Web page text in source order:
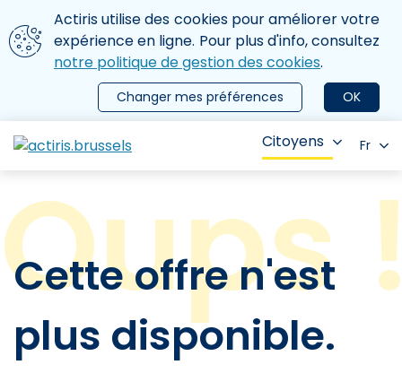
Aller au contenu principal
Nous utilisons des cookies
Actiris utilise des cookies pour améliorer votre
expérience en ligne. Pour plus d'info, consultez
notre politique de gestion des cookies.
OK
Changer mes préférences
le menu
Citoyens Fr
Cette offre n'est
plus disponible.